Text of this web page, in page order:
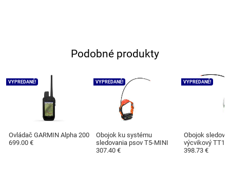
Podobné produkty
Ovládač GARMIN Alpha 200
VYPREDANÉ!
699.00 €
Obojok ku systému
sledovania psov T5-MINI
VYPREDANÉ!
307.40 €
Obojok
výcvikový
VYPREDANÉ!
398.73 €